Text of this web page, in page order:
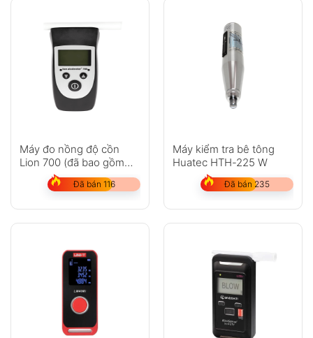
Máy đo nồng độ cồn
Lion 700 (đã bao gồm
máy in)
Đã bán 116
Máy kiểm tra bê tông
Huatec HTH-225 W
Đã bán 235